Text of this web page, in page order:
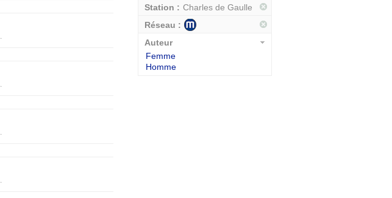
.
.
.
.
Station : Charles de Gaulle
Réseau :
Auteur
Femme
Homme